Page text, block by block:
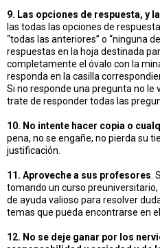
9. Las opciones de respuesta, y
las todas las opciones de
“todas las anteriores” o “ninguna
respuestas en la hoja destinada
completamente el óvalo con la
responda en la casilla
Si no responde una pregunta no le
trate de responder todas las
10. No intente hacer copia o
pena, no se engañe, no pierda su
justificación.
11. Aproveche a sus profesores .
tomando un curso
de ayuda valioso para resolver
temas que pueda encontrarse en
12. No se deje ganar por los